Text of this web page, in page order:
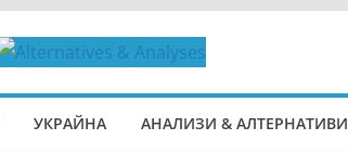
УКРАЙНА АНАЛИЗИ & АЛТЕРНАТИВИ